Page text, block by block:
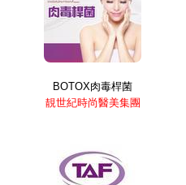
BOTOX肉毒桿菌
靚世紀時尚醫美集團